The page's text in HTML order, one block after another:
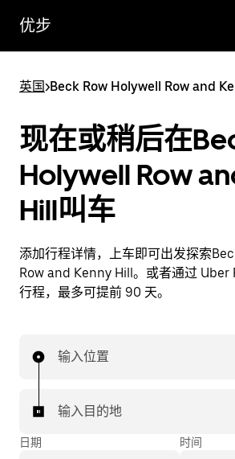
优步
英国>Beck Row Holywell Row and
现在或稍后在
Holywell Row
Hill叫车
添加行程详情，上车即可出发探索
Row and Kenny Hill。或者通过 Uber
行程，最多可提前 90 天。
输入位置
输入目的地
日期 时间